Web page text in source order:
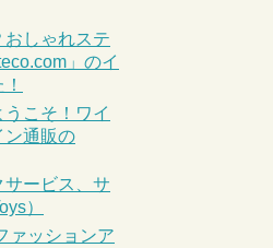
おしゃれステ
」のイ
こそ！ワイ
ン通販の
ービス、サ
）
ァッションア